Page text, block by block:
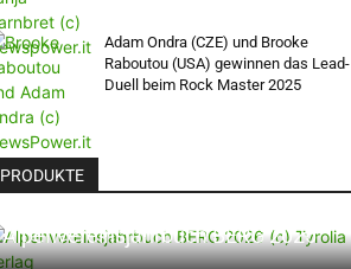
Adam Ondra (CZE) und Brooke
Raboutou (USA) gewinnen das Lead-
Duell beim Rock Master 2025
PRODUKTE
Alpenvereinsjahrbuch BERG 2026